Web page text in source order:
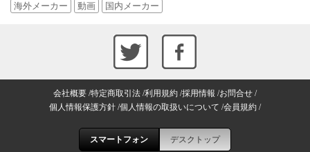
海外メーカー
動画 国内メーカー
会社概要 特定商取引法 利用規約 採用情報 お問合せ
個人情報保護方針 個人情報の取扱いについて 会員規約
スマートフォン デスクトップ